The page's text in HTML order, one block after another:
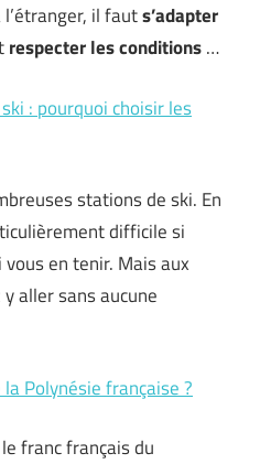
il fauts’adapter
respecter les conditions…
: pourquoi choisir les
stations de ski. En
difficile si
en tenir. Mais aux
aller sans aucune
Polynésie française ?
franc français du